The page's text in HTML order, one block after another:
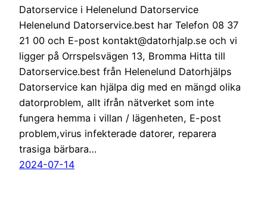
Datorservice i Helenelund Datorservice
Helenelund Datorservice.best har Telefon 08 37
21 00 och E-post kontakt@datorhjalp.se och vi
ligger på Orrspelsvägen 13, Bromma Hitta till
Datorservice.best från Helenelund Datorhjälps
Datorservice kan hjälpa dig med en mängd olika
datorproblem, allt ifrån nätverket som inte
fungera hemma i villan / lägenheten, E-post
problem,virus infekterade datorer, reparera
trasiga bärbara…
2024-07-14